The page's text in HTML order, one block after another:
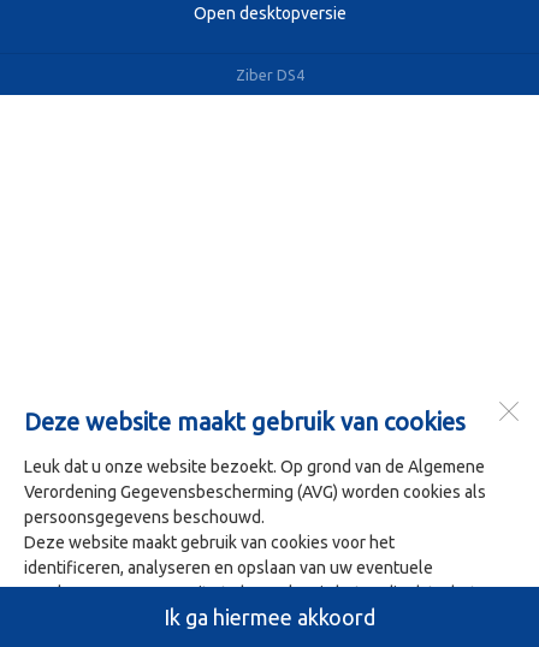
Deze website maakt gebruik van cookies
Leuk dat u onze website bezoekt. Op grond van de Algemene
Verordening Gegevensbescherming (AVG) worden cookies als
persoonsgegevens beschouwd.
Deze website maakt gebruik van cookies voor het
identificeren, analyseren en opslaan van uw eventuele
voorkeuren. Om onze site te bezoeken is het nodig dat u het
gebruik van deze cookies accepteert. U doet dit door op 'Ja ik
Ik ga hiermee akkoord
Open desktopversie
Ziber DS4